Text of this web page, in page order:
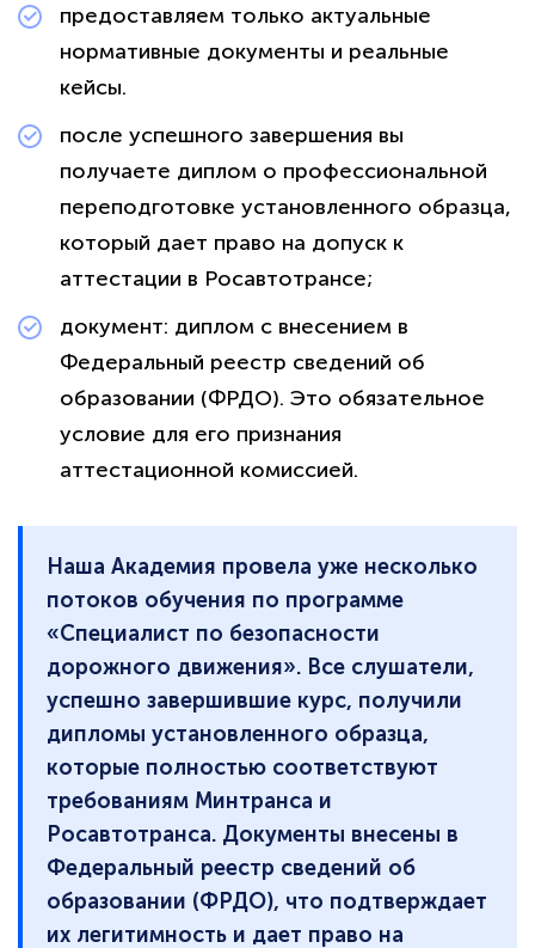
предоставляем только актуальные
нормативные документы и реальные
кейсы.
после успешного завершения вы
получаете диплом о профессиональной
переподготовке установленного образца,
который дает право на допуск к
аттестации в Росавтотрансе;
документ: диплом с внесением в
Федеральный реестр сведений об
образовании (ФРДО). Это обязательное
условие для его признания
аттестационной комиссией.
Наша Академия провела уже несколько
потоков обучения по программе
«Специалист по безопасности
дорожного движения». Все слушатели,
успешно завершившие курс, получили
дипломы установленного образца,
которые полностью соответствуют
требованиям Минтранса и
Росавтотранса. Документы внесены в
Федеральный реестр сведений об
образовании (ФРДО), что подтверждает
их легитимность и дает право на